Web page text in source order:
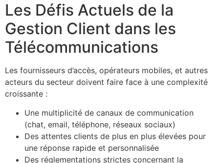
Les Défis Actuels de la
Gestion Client dans les
Télécommunications
Les fournisseurs d’accès, opérateurs mobiles, et autres
acteurs du secteur doivent faire face à une complexité
croissante :
Une multiplicité de canaux de communication
(chat, email, téléphone, réseaux sociaux)
Des attentes clients de plus en plus élevées pour
une réponse rapide et personnalisée
Des réglementations strictes concernant la